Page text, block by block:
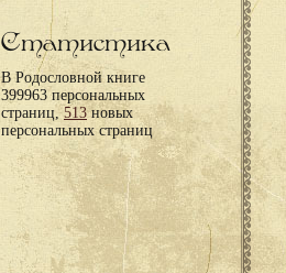
Статистика
В Родословной книге
399963 персональных
страниц,513новых
персональных страниц